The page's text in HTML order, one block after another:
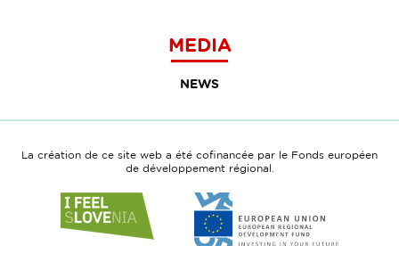
MEDIA
NEWS
La création de ce site web a été cofinancée par le Fonds européen
de développement régional.
to
website
to
website